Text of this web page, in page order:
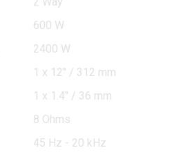
600 W
2400 W
1 x 12" / 312 mm
1 x 1.4" / 36 mm
8 Ohms
45 Hz - 20 kHz